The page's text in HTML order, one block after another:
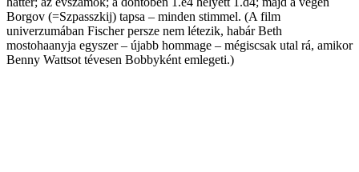
Borgov (=Szpasszkij) tapsa – minden stimmel. (A film
univerzumában Fischer persze nem létezik, habár Beth
mostohaanyja egyszer – újabb hommage – mégiscsak utal rá, amikor
Benny Wattsot tévesen Bobbyként emlegeti.)